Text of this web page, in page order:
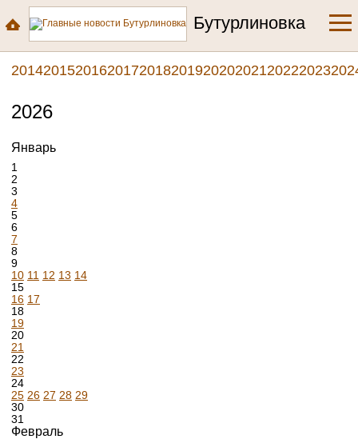
Бутурлиновка
2014201520162017201820192020202120222023
2026
Январь
1
2
3
4
5
6
7
8
9
10 11 12 13 14
15
16 17
18
19
20
21
22
23
24
25 26 27 28 29
30
31
Февраль